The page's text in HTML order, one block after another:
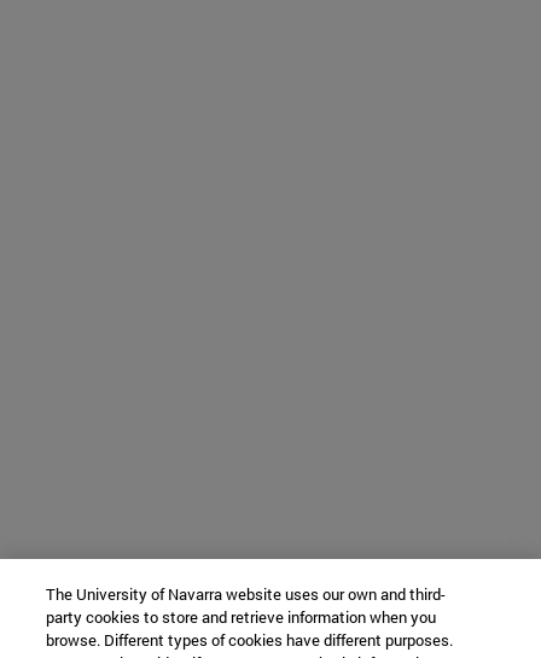
The University of Navarra website uses our own and third-
party cookies to store and retrieve information when you
browse. Different types of cookies have different purposes.